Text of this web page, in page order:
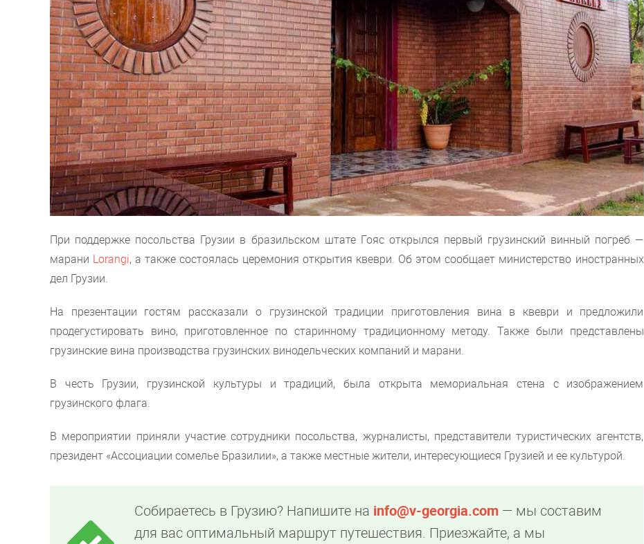
При поддержке посольства Грузии в бразильском штате Гояс открылся первый грузинский винный погреб —
марани Lorangi, а также состоялась церемония открытия квеври. Об этом сообщает министерство иностранных
дел Грузии.
На презентации гостям рассказали о грузинской традиции приготовления вина в квеври и предложили
продегустировать вино, приготовленное по старинному традиционному методу. Также были представлены
грузинские вина производства грузинских винодельческих компаний и марани.
В честь Грузии, грузинской культуры и традиций, была открыта мемориальная стена с изображением
грузинского флага.
В мероприятии приняли участие сотрудники посольства, журналисты, представители туристических агентств,
президент «Ассоциации сомелье Бразилии», а также местные жители, интересующиеся Грузией и ее культурой.
Собираетесь в Грузию? Напишите на info@v-georgia.com — мы составим
для вас оптимальный маршрут путешествия. Приезжайте, а мы